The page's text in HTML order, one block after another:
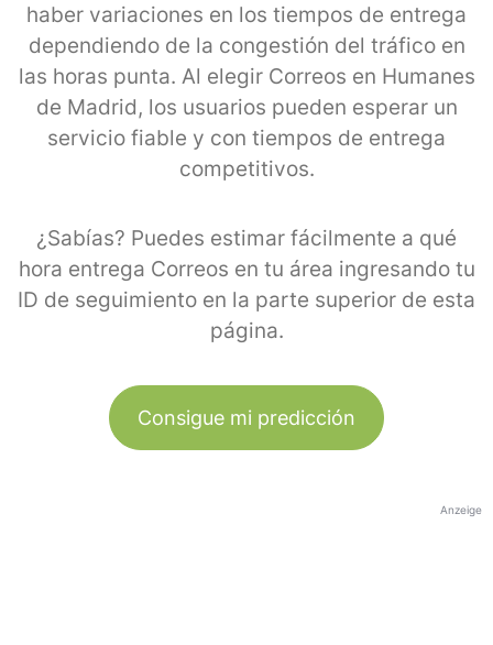
haber variaciones en los tiempos de entrega
dependiendo de la congestión del tráfico en
las horas punta. Al elegir Correos en Humanes
de Madrid, los usuarios pueden esperar un
servicio fiable y con tiempos de entrega
competitivos.
¿Sabías? Puedes estimar fácilmente a qué
hora entrega Correos en tu área ingresando tu
ID de seguimiento en la parte superior de esta
página.
Consigue mi predicción
Anzeige